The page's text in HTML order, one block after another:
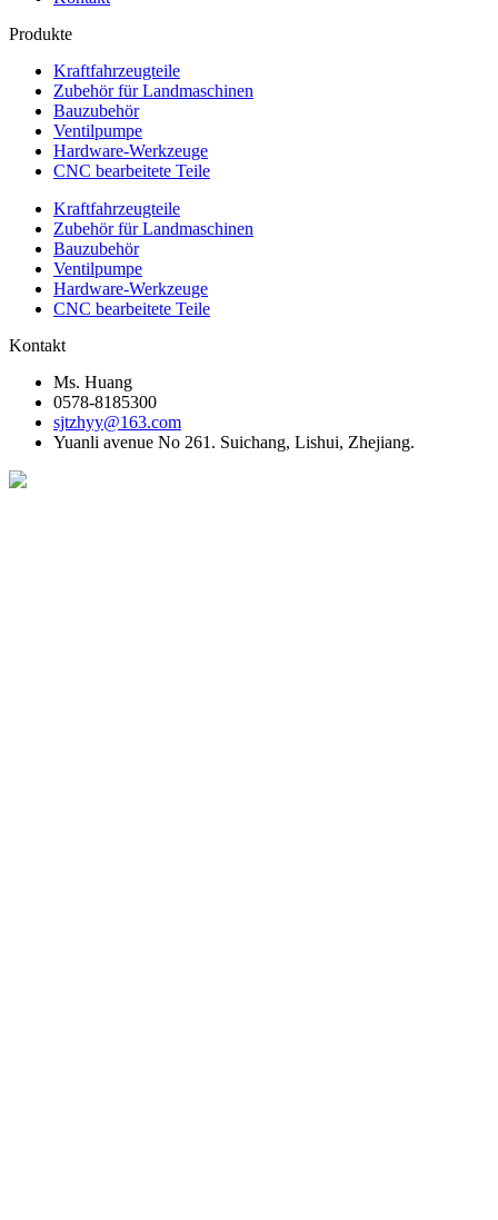
Produkte
Kraftfahrzeugteile
Zubehör für Landmaschinen
Bauzubehör
Ventilpumpe
Hardware-Werkzeuge
CNC bearbeitete Teile
Kraftfahrzeugteile
Zubehör für Landmaschinen
Bauzubehör
Ventilpumpe
Hardware-Werkzeuge
CNC bearbeitete Teile
Kontakt
Ms. Huang
0578-8185300
sjtzhyy@163.com
Yuanli avenue No 261. Suichang, Lishui, Zhejiang.